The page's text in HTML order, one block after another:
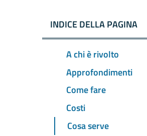
INDICE DELLA PAGINA
A chi è rivolto
Approfondimenti
Come fare
Costi
Cosa serve